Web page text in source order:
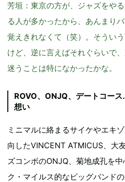
芳垣 ：東京の方が、ジャズをや
る人が多かったから、あんまり
覚えきれなくて（笑）。そうい
けど、逆に言えばそれぐらいで
迷うことは特になかったかな。
ROVO、ONJQ、デートコー
想い
ミニマルに絡まるサイケやエキ
向したVINCENT ATMICUS、大
ズコンボのONJQ、菊地成孔を
ク・マイルス的なビッグバンド